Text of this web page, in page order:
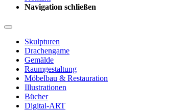
Navigation schließen
Skulpturen
Drachengame
Gemälde
Raumgestaltung
Möbelbau & Restauration
Illustrationen
Bücher
Digital-ART